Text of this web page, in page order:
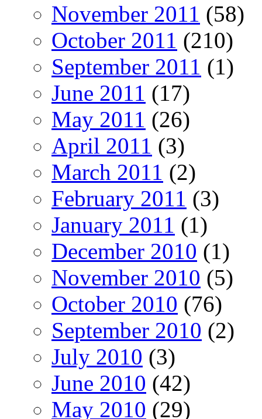
November 2011 (58)
October 2011 (210)
September 2011 (1)
June 2011 (17)
May 2011 (26)
April 2011 (3)
March 2011 (2)
February 2011 (3)
January 2011 (1)
December 2010 (1)
November 2010 (5)
October 2010 (76)
September 2010 (2)
July 2010 (3)
June 2010 (42)
May 2010 (29)